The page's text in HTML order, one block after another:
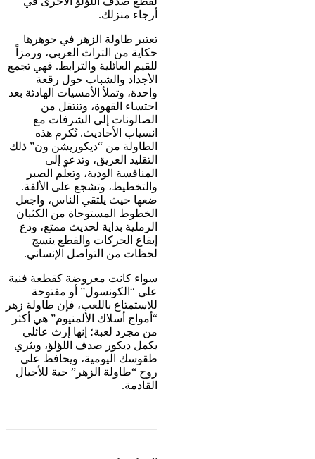
أرجاء منزلك.
تعتبر طاولة الزهر في جوهرها
حكاية من التراث العربي، ورمزاً
للقيم العائلية والترابط. فهي تجمع
الأجداد والشباب حول رقعة
واحدة، وتملأ الأمسيات الهادئة بعد
احتساء القهوة، وتنتقل من
الصالونات إلى الشرفات مع
انسياب الأحاديث. تُكرم هذه
الطاولة من “ديكوريشن ون” ذلك
التقليد العريق، وتدعو إلى
المنافسة الودية، وتعلّم الصبر
والتخطيط، وتشجع على الألفة.
ضعها حيث يلتقي الناس، واجعل
الخطوط المستوحاة من الكثبان
الرملية بداية لحديث ممتع، ودع
إيقاع الحركات والقطع ينسج
لحظات من التواصل الإنساني.
سواء كانت معروضة كقطعة فنية
على “الكونسول” أو مفتوحة
للاستمتاع باللعب، فإن طاولة زهر
“أمواج أسلاك الألمنيوم” هي أكثر
من مجرد لعبة؛ إنها إرث عائلي
يكمل ديكور صدف اللؤلؤ، ويثري
طقوسك اليومية، ويحافظ على
روح “طاولة الزهر” حية للأجيال
القادمة.